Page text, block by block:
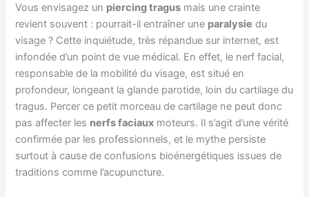
Vous envisagez un piercing tragus mais une crainte
revient souvent : pourrait-il entraîner une paralysie du
visage ? Cette inquiétude, très répandue sur internet, est
infondée d’un point de vue médical. En effet, le nerf facial,
responsable de la mobilité du visage, est situé en
profondeur, longeant la glande parotide, loin du cartilage du
tragus. Percer ce petit morceau de cartilage ne peut donc
pas affecter les nerfs faciaux moteurs. Il s’agit d’une vérité
confirmée par les professionnels, et le mythe persiste
surtout à cause de confusions bioénergétiques issues de
traditions comme l’acupuncture.